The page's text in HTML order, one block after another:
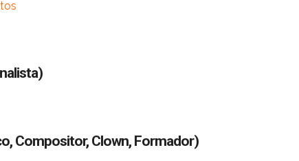
Compositor, Clown, Formador)